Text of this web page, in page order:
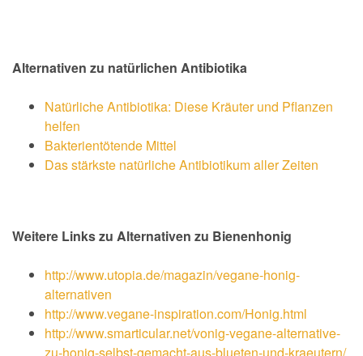
Alternativen zu natürlichen Antibiotika
Natürliche Antibiotika: Diese Kräuter und Pflanzen
helfen
Bakterientötende Mittel
Das stärkste natürliche Antibiotikum aller Zeiten
Weitere Links zu Alternativen zu Bienenhonig
http://www.utopia.de/magazin/vegane-honig-
alternativen
http://www.vegane-inspiration.com/Honig.html
http://www.smarticular.net/vonig-vegane-alternative-